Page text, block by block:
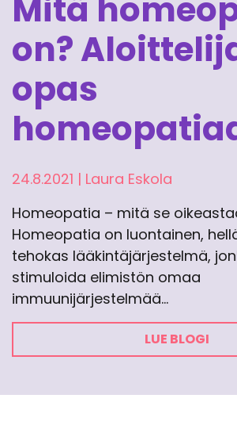
Mitä
on?
opas
24.8.2021 | Laura Eskola
Homeopatia – mitä se
Homeopatia on luontainen,
tehokas lääkintäjärjestelmä,
stimuloida elimistön omaa
immuunijärjestelmää…
LUE BLOGI